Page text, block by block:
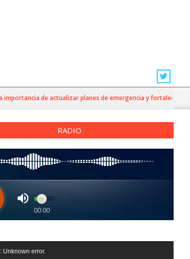
de actualizar planes de emergencia y fortalecer la
RADIO
Unknown error.